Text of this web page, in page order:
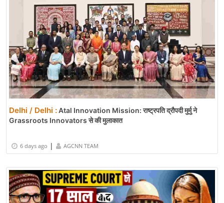
Delhi / Delhi :Atal Innovation Mission: राष्ट्रपति द्रौपदी मुर्मु ने
Grassroots Innovators से की मुलाकात
6 days ago | AGCNN TEAM